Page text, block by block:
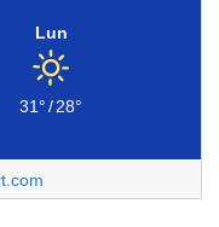
Lun
31°/28°